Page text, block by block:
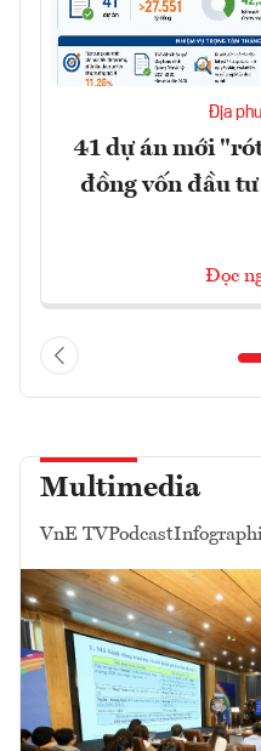
Địa
41 dự án mới
đồng vốn đầu
Đọc
Multimedia
VnE TVPodcast